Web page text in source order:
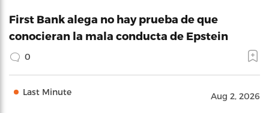
First Bank alega no hay prueba de que
conocieran la mala conducta de Epstein
0
Last Minute Aug 2, 2026